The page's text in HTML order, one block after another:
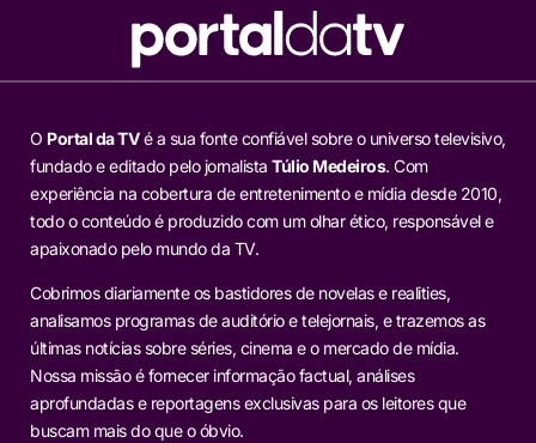
O Portal da TVé a sua fonte confiável sobre o universo televisivo,
fundado e editado pelo jornalista Túlio Medeiros. Com
experiência na cobertura de entretenimento e mídia desde 2010,
todo o conteúdo é produzido com um olhar ético, responsável e
apaixonado pelo mundo da TV.
Cobrimos diariamente os bastidores de novelas e realities,
analisamos programas de auditório e telejornais, e trazemos as
últimas notícias sobre séries, cinema e o mercado de mídia.
Nossa missão é fornecer informação factual, análises
aprofundadas e reportagens exclusivas para os leitores que
buscam mais do que o óbvio.